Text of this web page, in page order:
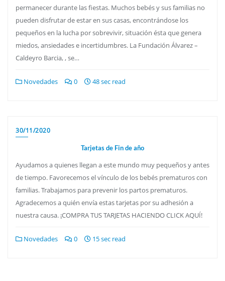
permanecer durante las fiestas. Muchos bebés y sus familias no
pueden disfrutar de estar en sus casas, encontrándose los
pequeños en la lucha por sobrevivir, situación ésta que genera
miedos, ansiedades e incertidumbres. La Fundación Álvarez –
Caldeyro Barcia, , se…
Novedades 0 48 sec read
30/11/2020
Tarjetas de Fin de año
Ayudamos a quienes llegan a este mundo muy pequeños y antes
de tiempo. Favorecemos el vínculo de los bebés prematuros con
familias. Trabajamos para prevenir los partos prematuros.
Agradecemos a quién envía estas tarjetas por su adhesión a
nuestra causa. ¡COMPRA TUS TARJETAS HACIENDO CLICK AQUÍ!
Novedades 0 15 sec read